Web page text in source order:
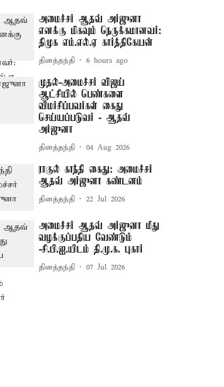
அமைச்சர் ஆதவ் அர்ஜுனா
எனக்கு மிகவும் நெருக்கமானவர்:
திமுக எம்.எல்.ஏ கார்த்திகேயன்
தினத்தந்தி 6 hours ago
முதல்-அமைச்சர் விஜய்
ஆட்சியில் பெண்களை
விமர்சிப்பவர்கள் கைது
செய்யப்படுவர் - ஆதவ்
அர்ஜுனா
தினத்தந்தி 04 Aug 2026
ராகுல் காந்தி கைது: அமைச்சர்
ஆதவ் அர்ஜுனா கண்டனம்
தினத்தந்தி 22 Jul 2026
அமைச்சர் ஆதவ் அர்ஜுனா மீது
வழக்குப்பதிய வேண்டும்
-சி.பி.ஐ.யிடம் தி.மு.க. புகார்
தினத்தந்தி 07 Jul 2026